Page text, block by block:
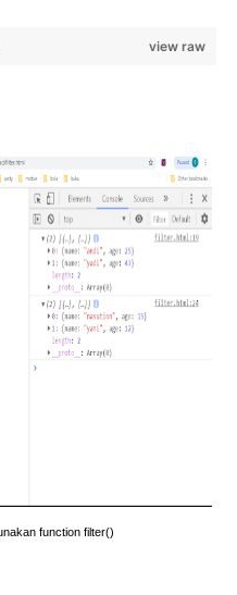
view raw
function filter()